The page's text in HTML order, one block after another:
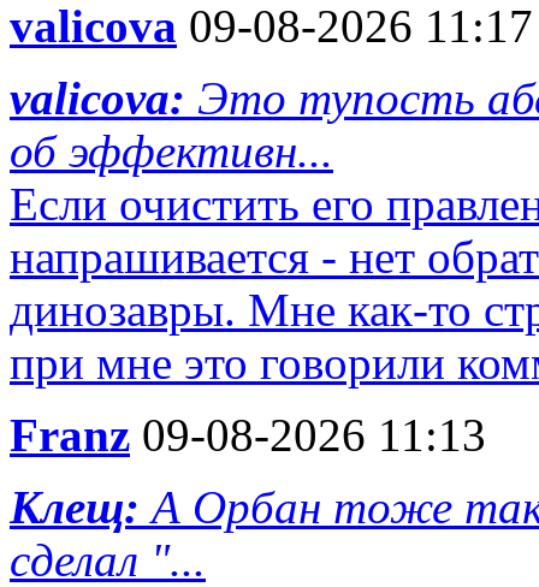
valicova 09-08-2026 11:17
valicova: Это тупость
об эффективн...
Если очистить его
напрашивается - нет
динозавры. Мне как-то
при мне это говорили
Franz 09-08-2026 11:13
Клещ:А Орбан тоже так
сделал "...